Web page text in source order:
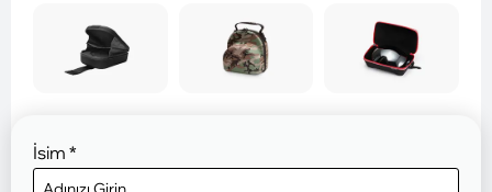
İsim *